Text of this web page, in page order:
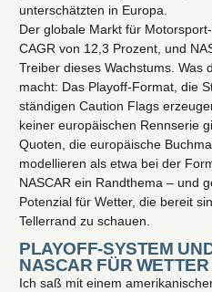
unterschätzten in Europa.
Der globale Markt für
CAGR von 12,3 Prozent, und
Treiber dieses Wachstums. Was
macht: Das Playoff-Format, die
ständigen Caution Flags
keiner europäischen Rennserie
Quoten, die europäische
modellieren als etwa bei der
NASCAR ein Randthema – und
Potenzial für Wetter, die bereit
Tellerrand zu schauen.
PLAYOFF-SYSTEM
NASCAR FÜR
Ich saß mit einem